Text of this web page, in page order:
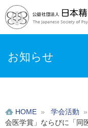
お知らせ
HOME » 学会活動 »
会医学賞」ならびに「同